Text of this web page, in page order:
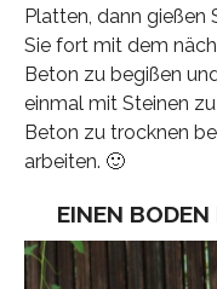
Platten, dann gießen
Sie fort mit dem
Beton zu begißen
einmal mit Steinen
Beton zu trocknen
arbeiten. 🙂
EINEN